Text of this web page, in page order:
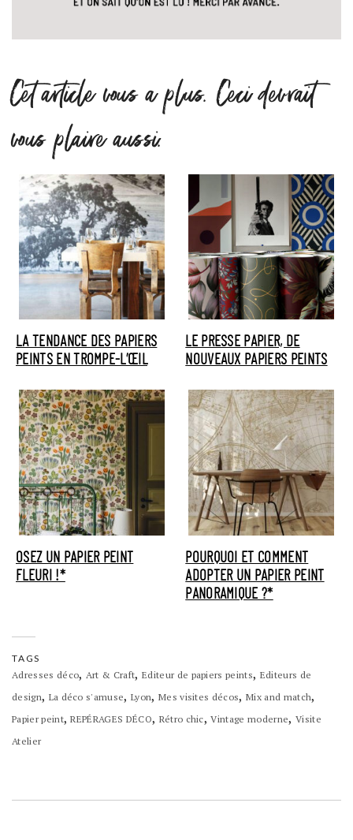
Cet article vous a plus. Ceci devrait
vous plaire aussi.
LA TENDANCE DES PAPIERS
PEINTS EN TROMPE-L’ŒIL
LE PRESSE PAPIER, DE
NOUVEAUX PAPIERS PEINTS
OSEZ UN PAPIER PEINT
FLEURI !*
POURQUOI ET COMMENT
ADOPTER UN PAPIER PEINT
PANORAMIQUE ?*
TAGS
Adresses déco, Art & Craft, Editeur de papiers peints, Editeurs de
design, La déco s'amuse,Lyon, Mes visites décos,Mix and match,
Papier peint,REPÉRAGES DÉCO, Rétro chic,Vintage moderne, Visite
Atelier